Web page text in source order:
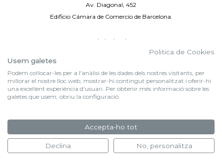
Av. Diagonal, 452
Edificio Cámara de Comercio de Barcelona.
Aviso legal
By 100X100NET
f (NEWSLETTER)
FORMULARIO DE INSCRIPCIÓN
Politica de Cookies
Usem galetes
Podem col·locar-les per a l'anàlisi de les dades dels nostres visitants, per
millorar el nostre lloc web, mostrar-hi contingut personalitzat i oferir-hi
una excel·lent experiència d'usuari. Per obtenir més informació sobre les
galetes que usem, obriu la configuració.
Accepta-ho tot
Declina No, personalitza